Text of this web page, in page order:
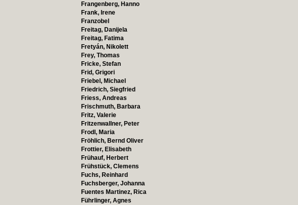
Frangenberg, Hanno
Frank, Irene
Franzobel
Freitag, Danijela
Freitag, Fatima
Fretyán, Nikolett
Frey, Thomas
Fricke, Stefan
Frid, Grigori
Friebel, Michael
Friedrich, Siegfried
Friess, Andreas
Frischmuth, Barbara
Fritz, Valerie
Fritzenwallner, Peter
Frodl, Maria
Fröhlich, Bernd Oliver
Frottier, Elisabeth
Frühauf, Herbert
Frühstück, Clemens
Fuchs, Reinhard
Fuchsberger, Johanna
Fuentes Martinez, Rica
Führlinger, Agnes